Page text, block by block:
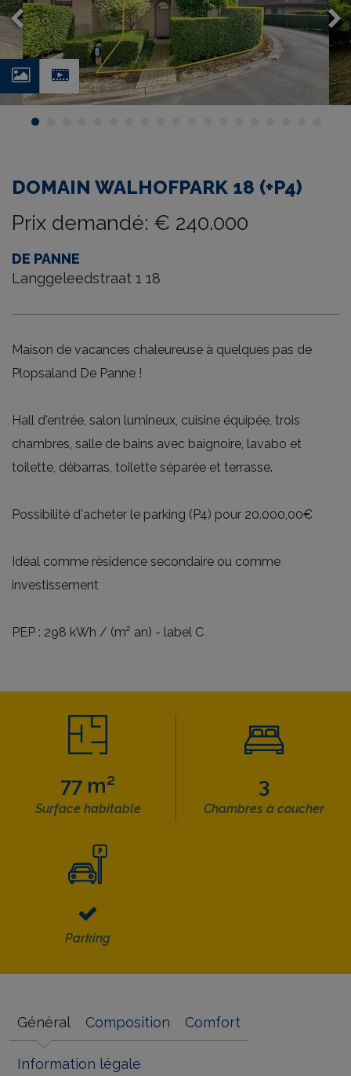
PhotosVideo
DOMAIN WALHOFPARK 18 (+P4)
Prix demandé: € 240.000
DE PANNE
Langgeleedstraat 1 18
Maison de vacances chaleureuse à quelques pas de
Plopsaland De Panne !
Hall d'entrée, salon lumineux, cuisine équipée, trois
chambres, salle de bains avec baignoire, lavabo et
toilette, débarras, toilette séparée et terrasse.
Possibilité d'acheter le parking (P4) pour 20.000,00€
Idéal comme résidence secondaire ou comme
investissement
PEP : 298 kWh / (m² an) - label C
77 m²
Surface habitable
3
Chambres à coucher
Parking
Général Composition Comfort
Information légale